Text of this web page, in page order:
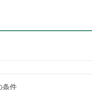
条件